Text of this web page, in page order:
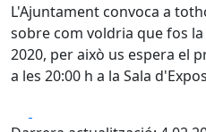
L'Ajuntament convoca a
sobre com voldria que fos
2020, per això us espera el
a les 20:00 h a la Sala